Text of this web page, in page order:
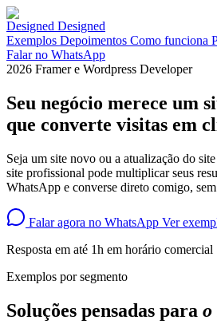
Designed
Exemplos Depoimentos Como funciona
Falar no WhatsApp
2026 Framer e Wordpress Developer
Seu negócio merece um
que converte visitas em
Seja um site novo ou a atualização do
site profissional pode multiplicar seus
WhatsApp e converse direto comigo,
Falar agora no WhatsApp Ver
Resposta em até 1h em horário comercial
Exemplos por segmento
Soluções pensadas para o